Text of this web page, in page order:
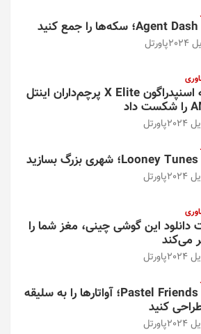
پاورتل
تراشه اسنپدراگون X Elite پرچم‌داران اینتل
پاورتل
پاورتل
این گوشی چینی، مغز شما را
می‌کند
پاورتل
بازی/ Pastel Friends؛ آواتارها را به سلیقه
کنید
پاورتل